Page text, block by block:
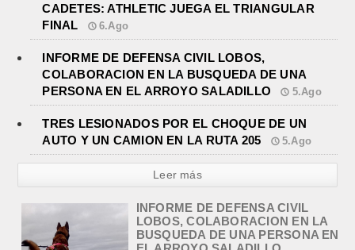
CADETES: ATHLETIC JUEGA EL TRIANGULAR
FINAL
6.Ago
INFORME DE DEFENSA CIVIL LOBOS,
COLABORACION EN LA BUSQUEDA DE UNA
PERSONA EN EL ARROYO SALADILLO
5.Ago
TRES LESIONADOS POR EL CHOQUE DE UN
AUTO Y UN CAMION EN LA RUTA 205
5.Ago
Leer más
TRES LESIONADOS POR EL
CHOQUE DE UN AUTO Y UN
CAMION EN LA RUTA 205